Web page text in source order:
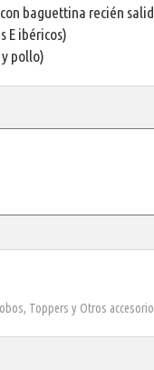
baguettina recién
E ibéricos)
pollo)
Toppers y Otros